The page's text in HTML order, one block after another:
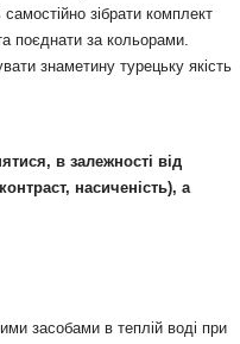
зібрати комплект
поєднати за кольорами.
знаметину турецьку якість
в залежності від
насиченість), а
засобами в теплій воді при